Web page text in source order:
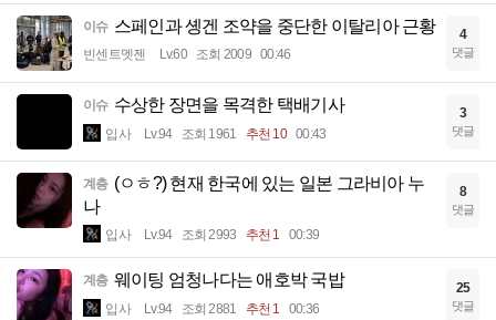
이슈 스페인과 솅겐 조약을 중단한 이탈리아 근황
빈센트멧젠 Lv.60 조회 2009 00:46
4
댓글
이슈 수상한 장면을 목격한 택배기사
입사 Lv.94 조회 1961 추천 10 00:43
3
댓글
계층 (ㅇㅎ?) 현재 한국에 있는 일본 그라비아 누
나
입사 Lv.94 조회 2993 추천 1 00:39
8
댓글
계층 웨이팅 엄청나다는 애호박 국밥
입사 Lv.94 조회 2881 추천 1 00:36
25
댓글